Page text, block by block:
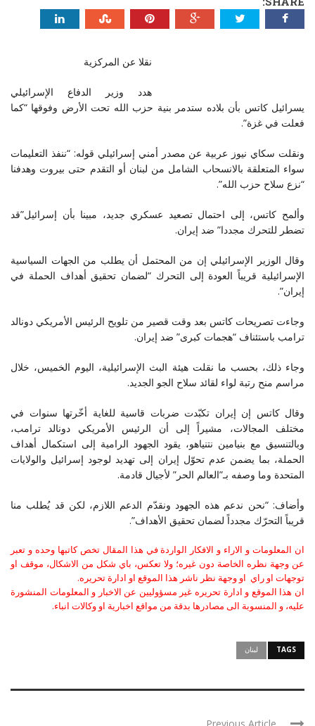
نقلا عن المركزية
هدد وزير الدفاع الإسرائيلي
يسرائيل كاتس بأن بلاده ستدمر بنية حزب الله تحت الأرض وفوقها “كما
فعلت في غزة”.
ونقلت سكاي نيوز عربية عن مصدر أمني إسرائيلي قوله: “ننفذ التعليمات
سواء المتعلقة بالانسحاب الشامل من لبنان أو التقدم حتى بيروت وهدفنا
“نزع سلاح حزب الله”.
وألمح كاتس، إلى احتمال تصعيد عسكري جديد، مبينا بأن إسرائيل”قد
تضطر للتحرك مجددا” ضد إيران.
وقال الوزير الإسرائيلي إن من المحتمل أن يطلب من الجهات السياسية
الإسرائيلية قريباً العودة إلى التحرك “لضمان تحقيق أهداف الحملة في
إيران”.
وجاءت تصريحات كاتس بعد وقت قصير من تلويح الرئيس الأمريكي دونالد
ترامب باستئناف “هجمات كبرى” ضد إيران.
وجاء ذلك، بحسب ما نقلت هيئة البث الإسرائيلية، اليوم الخميس، خلال
مراسم منح رتبة لواء لقائد سلاح الجو الجديد.
وقال كاتس إن إيران تكبّدت ضربات قاسية للغاية أخّرتها سنوات في
مختلف المجالات، مشيراً إلى أن الرئيس الأمريكي دونالد ترامب،
وبالتنسيق مع بنيامين نتنياهو، يقود الجهود الرامية إلى استكمال أهداف
الحملة، بما يضمن عدم تحوّل إيران إلى تهديد لوجود إسرائيل والولايات
المتحدة وما وصفه بـ”العالم الحر” لأجيال قادمة.
وأضاف: “نحن ندعم هذه الجهود ونقدّم الدعم اللازم، لكن قد يُطلب منا
قريباً التحرّك مجدداً لضمان تحقيق الأهداف”.
ان المعلومات و الاراء و الافكار الواردة في هذا المقال تخص كاتبها وحده و تعبر
عن وجهة نظره الخاصة دون غيره؛ ولا تعكس، باي شكل من الاشكال، موقف او
توجهات او راي او وجهة نظر ناشر هذا الموقع او ادارة تحريره.
ان هذا الموقع و ادارة تحريره غير مسؤوليين عن الاخبار و المعلومات المنشورة
عليه، و المنسوبة الى مصادرها بدقة من مواقع اخبارية او وكالات انباء.
TAGS لبنان